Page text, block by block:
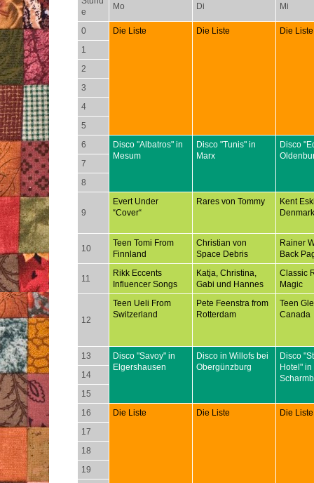
e
Mo Di Mi
0 Die Liste Die Liste
Die Liste
1
2
3
4
5
6
Disco "Albatros" in
Mesum
Disco "Tunis" in
Marx
Disco
7
8
9
Evert Under
“Cover“
Rares von Tommy
Kent
Denmark
10
Teen Tomi From
Finnland
Christian von
Space Debris
Rainer
Back
11
Rikk Eccents
Influencer Songs
Katja, Christina,
Gabi und Hannes
Classic
Magic
12
Teen Ueli From
Switzerland
Pete Feenstra from
Rotterdam
Teen
Canada
13
Disco "Savoy" in
Elgershausen
Disco in Willofs bei
Obergünzburg
Disco
Hotel"
14
15
16
Die Liste Die Liste
Die Liste
17
18
19